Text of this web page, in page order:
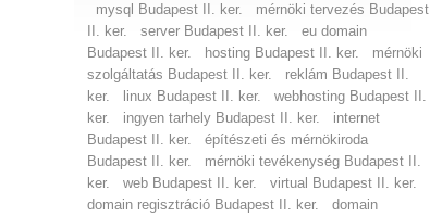
mysql Budapest II. ker.
mérnöki tervezés Budapest
II. ker.
server Budapest II. ker.
eu domain
Budapest II. ker.
hosting Budapest II. ker.
mérnöki
szolgáltatás Budapest II. ker.
reklám Budapest II.
ker.
linux Budapest II. ker.
webhosting Budapest II.
ker.
ingyen tarhely Budapest II. ker.
internet
Budapest II. ker.
építészeti és mérnökiroda
Budapest II. ker.
mérnöki tevékenység Budapest II.
ker.
web Budapest II. ker.
virtual Budapest II. ker.
domain regisztráció Budapest II. ker.
domain